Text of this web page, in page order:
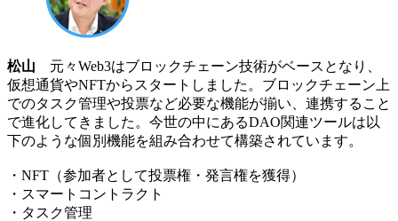
松山 元々Web3はブロックチェーン技術がベースとなり、
仮想通貨やNFTからスタートしました。ブロックチェーン上
でのタスク管理や投票など必要な機能が揃い、連携すること
で進化してきました。今世の中にあるDAO関連ツールは以
下のような個別機能を組み合わせて構築されています。
・NFT（参加者として投票権・発言権を獲得）
・スマートコントラクト
・タスク管理